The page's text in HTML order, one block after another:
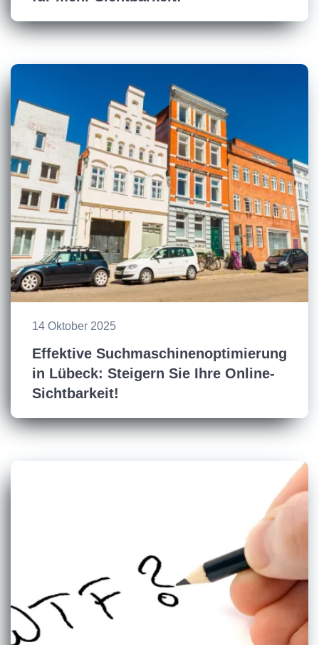
14 Oktober 2025
Effektive Suchmaschinenoptimierung
in Lübeck: Steigern Sie Ihre Online-
Sichtbarkeit!